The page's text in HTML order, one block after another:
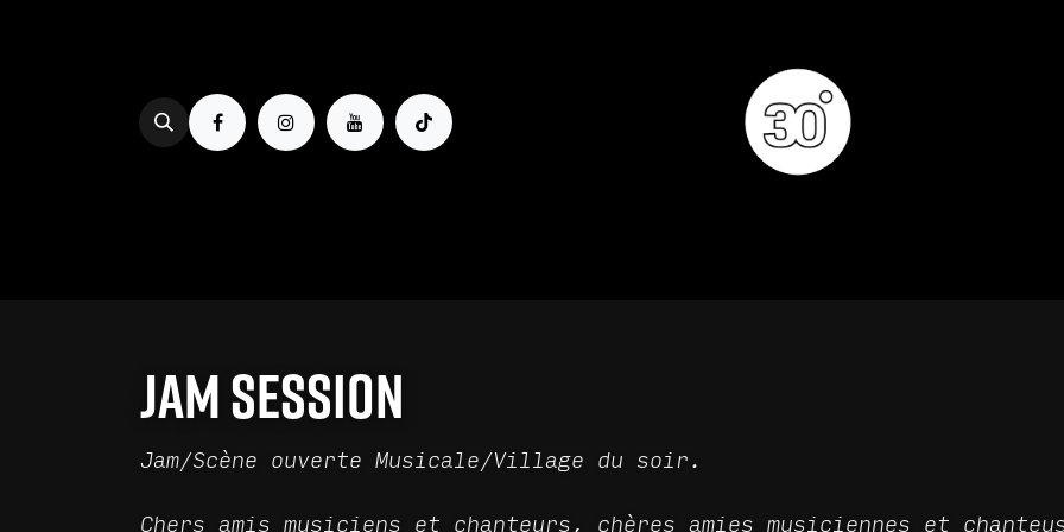
Jam Session
Jam/Scène ouverte Musicale/Village du soir.
Chers amis musiciens et chanteurs, chères amies musiciennes et